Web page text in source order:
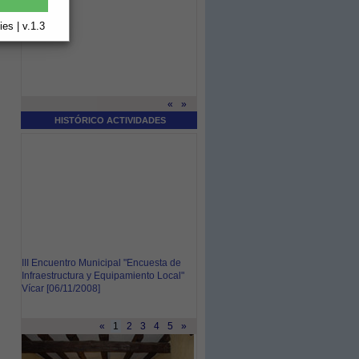
| v.1.3
« »
HISTÓRICO ACTIVIDADES
III Encuentro Municipal "Encuesta de
Infraestructura y Equipamiento Local"
Vícar [06/11/2008]
« 1 2 3 4 5 »